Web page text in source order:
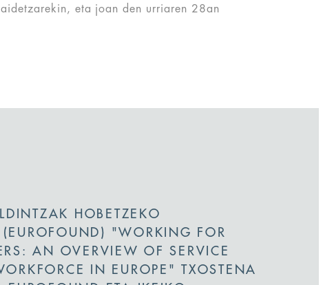
eta joan den urriaren 28an
HOBETZEKO
"WORKING FOR
AN OVERVIEW OF SERVICE
IN EUROPE" TXOSTENA